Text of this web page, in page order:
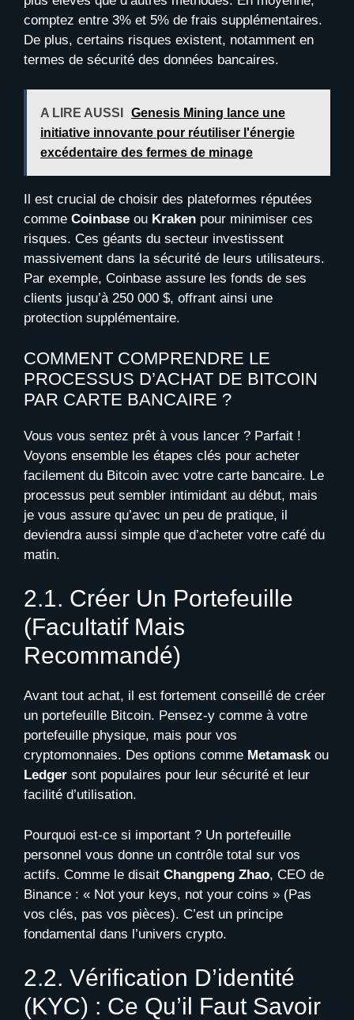
comptez entre 3% et 5% de frais supplémentaires.
De plus, certains risques existent, notamment en
termes de sécurité des données bancaires.
A LIRE AUSSI
Genesis Mining lance une
initiative innovante pour réutiliser l'énergie
excédentaire des fermes de minage
Il est crucial de choisir des plateformes réputées
comme Coinbase ou Kraken pour minimiser ces
risques. Ces géants du secteur investissent
massivement dans la sécurité de leurs utilisateurs.
Par exemple, Coinbase assure les fonds de ses
clients jusqu’à 250 000 $, offrant ainsi une
protection supplémentaire.
COMMENT COMPRENDRE LE
PROCESSUS D’ACHAT DE BITCOIN
PAR CARTE BANCAIRE ?
Vous vous sentez prêt à vous lancer ? Parfait !
Voyons ensemble les étapes clés pour acheter
facilement du Bitcoin avec votre carte bancaire. Le
processus peut sembler intimidant au début, mais
je vous assure qu’avec un peu de pratique, il
deviendra aussi simple que d’acheter votre café du
matin.
2.1. Créer Un Portefeuille
(facultatif Mais
Recommandé)
Avant tout achat, il est fortement conseillé de créer
un portefeuille Bitcoin. Pensez-y comme à votre
portefeuille physique, mais pour vos
cryptomonnaies. Des options comme Metamaskou
Ledger sont populaires pour leur sécurité et leur
facilité d’utilisation.
Pourquoi est-ce si important ? Un portefeuille
personnel vous donne un contrôle total sur vos
actifs. Comme le disait Changpeng Zhao, CEO de
Binance : « Not your keys, not your coins » (Pas
vos clés, pas vos pièces). C’est un principe
fondamental dans l’univers crypto.
2.2. Vérification D’identité
(KYC) : Ce Qu’il Faut Savoir